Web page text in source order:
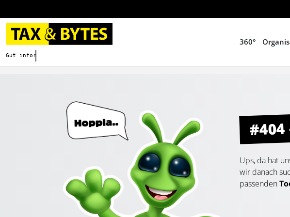
Gut informieren. Besser digitalisieren.
360°
#404
Ups, da hat
wir danach
passenden